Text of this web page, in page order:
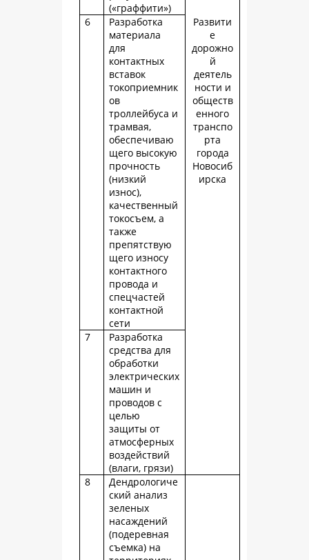
(«граффити»)
Развити
е
дорожно
й
деятель
ности и
обществ
енного
транспо
рта
города
Новосиб
ирска
6
Разработка
материала
для
контактных
вставок
токоприемник
ов
троллейбуса и
трамвая,
обеспечиваю
щего высокую
прочность
(низкий
износ),
качественный
токосъем, а
также
препятствую
щего износу
контактного
провода и
спецчастей
контактной
сети
7
Разработка
средства для
обработки
электрических
машин и
проводов с
целью
защиты от
атмосферных
воздействий
(влаги, грязи)
8
Дендрологиче
ский анализ
зеленых
насаждений
(подеревная
съемка) на